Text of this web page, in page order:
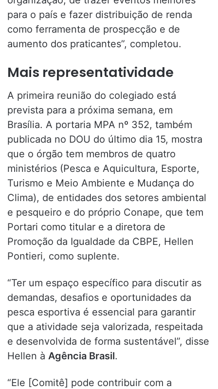
para o país e fazer distribuição de renda
como ferramenta de prospecção e de
aumento dos praticantes”, completou.
Mais representatividade
A primeira reunião do colegiado está
prevista para a próxima semana, em
Brasília. A portaria MPA nº 352, também
publicada no DOU do último dia 15, mostra
que o órgão tem membros de quatro
ministérios (Pesca e Aquicultura, Esporte,
Turismo e Meio Ambiente e Mudança do
Clima), de entidades dos setores ambiental
e pesqueiro e do próprio Conape, que tem
Portari como titular e a diretora de
Promoção da Igualdade da CBPE, Hellen
Pontieri, como suplente.
“Ter um espaço específico para discutir as
demandas, desafios e oportunidades da
pesca esportiva é essencial para garantir
que a atividade seja valorizada, respeitada
e desenvolvida de forma sustentável”, disse
Hellen à Agência Brasil.
“Ele [Comitê] pode contribuir com a